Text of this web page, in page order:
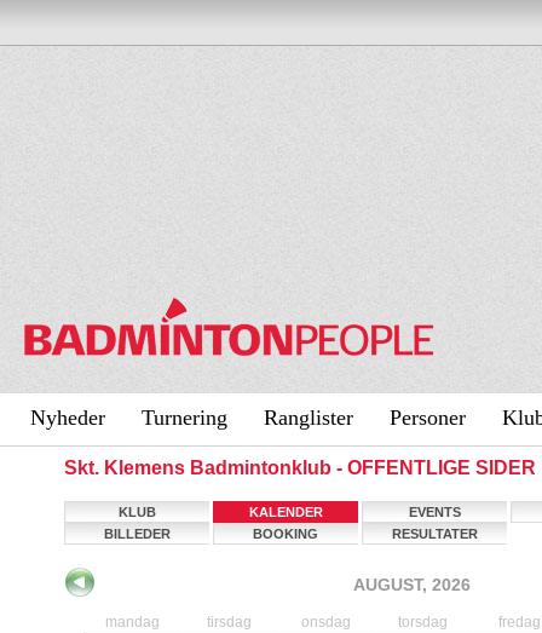
Nyheder Turnering Ranglister Personer
Skt. Klemens Badmintonklub - OFFENTLIGE SIDER
KLUB KALENDER
EVENTS
BILLEDER
BOOKING RESULTATER
AUGUST, 2026
mandag tirsdag onsdag torsdag
fredag